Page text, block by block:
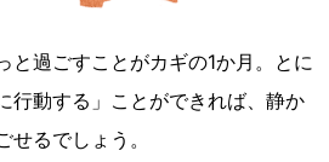
と過ごすことがカギの1か月。とに
行動する」ことができれば、静か
るでしょう。